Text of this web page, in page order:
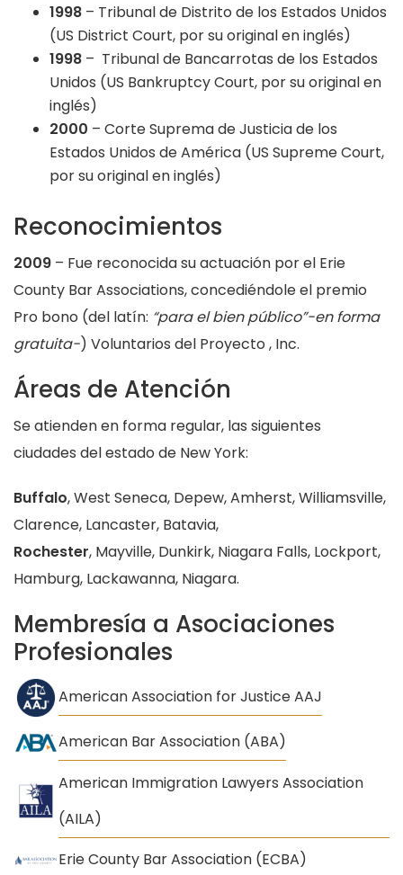
1998 – Tribunal de Distrito de los Estados Unidos
(US District Court, por su original en inglés)
1998 – Tribunal de Bancarrotas de los Estados
Unidos (US Bankruptcy Court, por su original en
inglés)
2000 – Corte Suprema de Justicia de los
Estados Unidos de América (US Supreme Court,
por su original en inglés)
Reconocimientos
2009 – Fue reconocida su actuación por el Erie
County Bar Associations, concediéndole el premio
Pro bono (del latín: “para el bien público”-en forma
gratuita-) Voluntarios del Proyecto , Inc.
Áreas de Atención
Se atienden en forma regular, las siguientes
ciudades del estado de New York:
Buffalo, West Seneca, Depew, Amherst, Williamsville,
Clarence, Lancaster, Batavia,
Rochester, Mayville, Dunkirk, Niagara Falls, Lockport,
Hamburg, Lackawanna, Niagara.
Membresía a Asociaciones
Profesionales
American Association for Justice AAJ
American Bar Association (ABA)
American Immigration Lawyers Association
(AILA)
Erie County Bar Association (ECBA)